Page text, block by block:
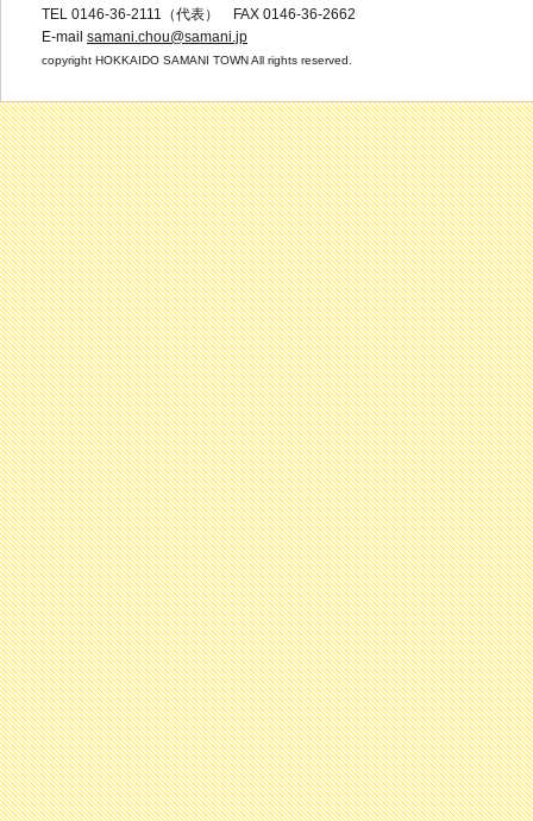
TEL 0146-36-2111（代表） FAX 0146-36-2662
E-mail samani.chou@samani.jp
copyright HOKKAIDO SAMANI TOWN All rights reserved.